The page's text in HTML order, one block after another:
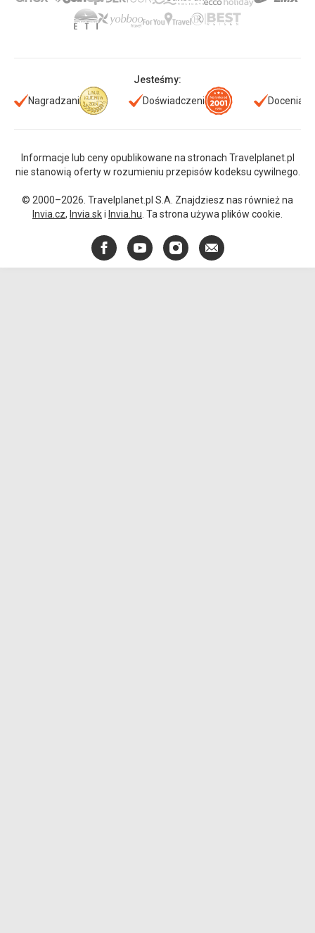
Jesteśmy:
Nagradzani
Doświadczeni Doceniani
Informacje lub ceny opublikowane na stronach Travelplanet.pl
nie stanowią oferty w rozumieniu przepisów kodeksu cywilnego.
© 2000–2026. Travelplanet.pl S.A. Znajdziesz nas również na
Invia.cz, Invia.ski Invia.hu . Ta strona używa plików cookie.
FacebookYouTubeInstagram
E-
mail